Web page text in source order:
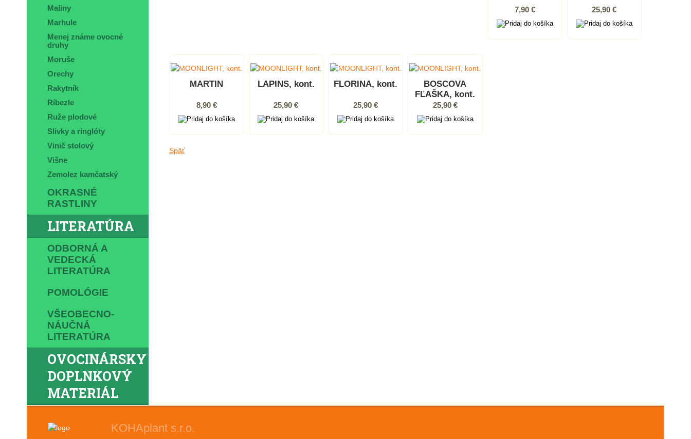
Maliny
Marhule
Menej známe ovocné
druhy
Moruše
Orechy
Rakytník
Ríbezle
Ruže plodové
Slivky a ringlóty
Vinič stolový
Višne
Zemolez kamčatský
OKRASNÉ
RASTLINY
LITERATÚRA
ODBORNÁ A
VEDECKÁ
LITERATÚRA
POMOLÓGIE
VŠEOBECNO-
NÁUČNÁ
LITERATÚRA
OVOCINÁRSKY
DOPLNKOVÝ
MATERIÁL
7,90 € 25,90 €
MARTIN
8,90 €
LAPINS, kont.
25,90 €
FLORINA, kont.
25,90 €
BOSCOVA
FĽAŠKA, kont.
25,90 €
Späť
KOHAplant s.r.o.